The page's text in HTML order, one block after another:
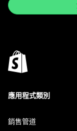
應用程式類別
銷售管道